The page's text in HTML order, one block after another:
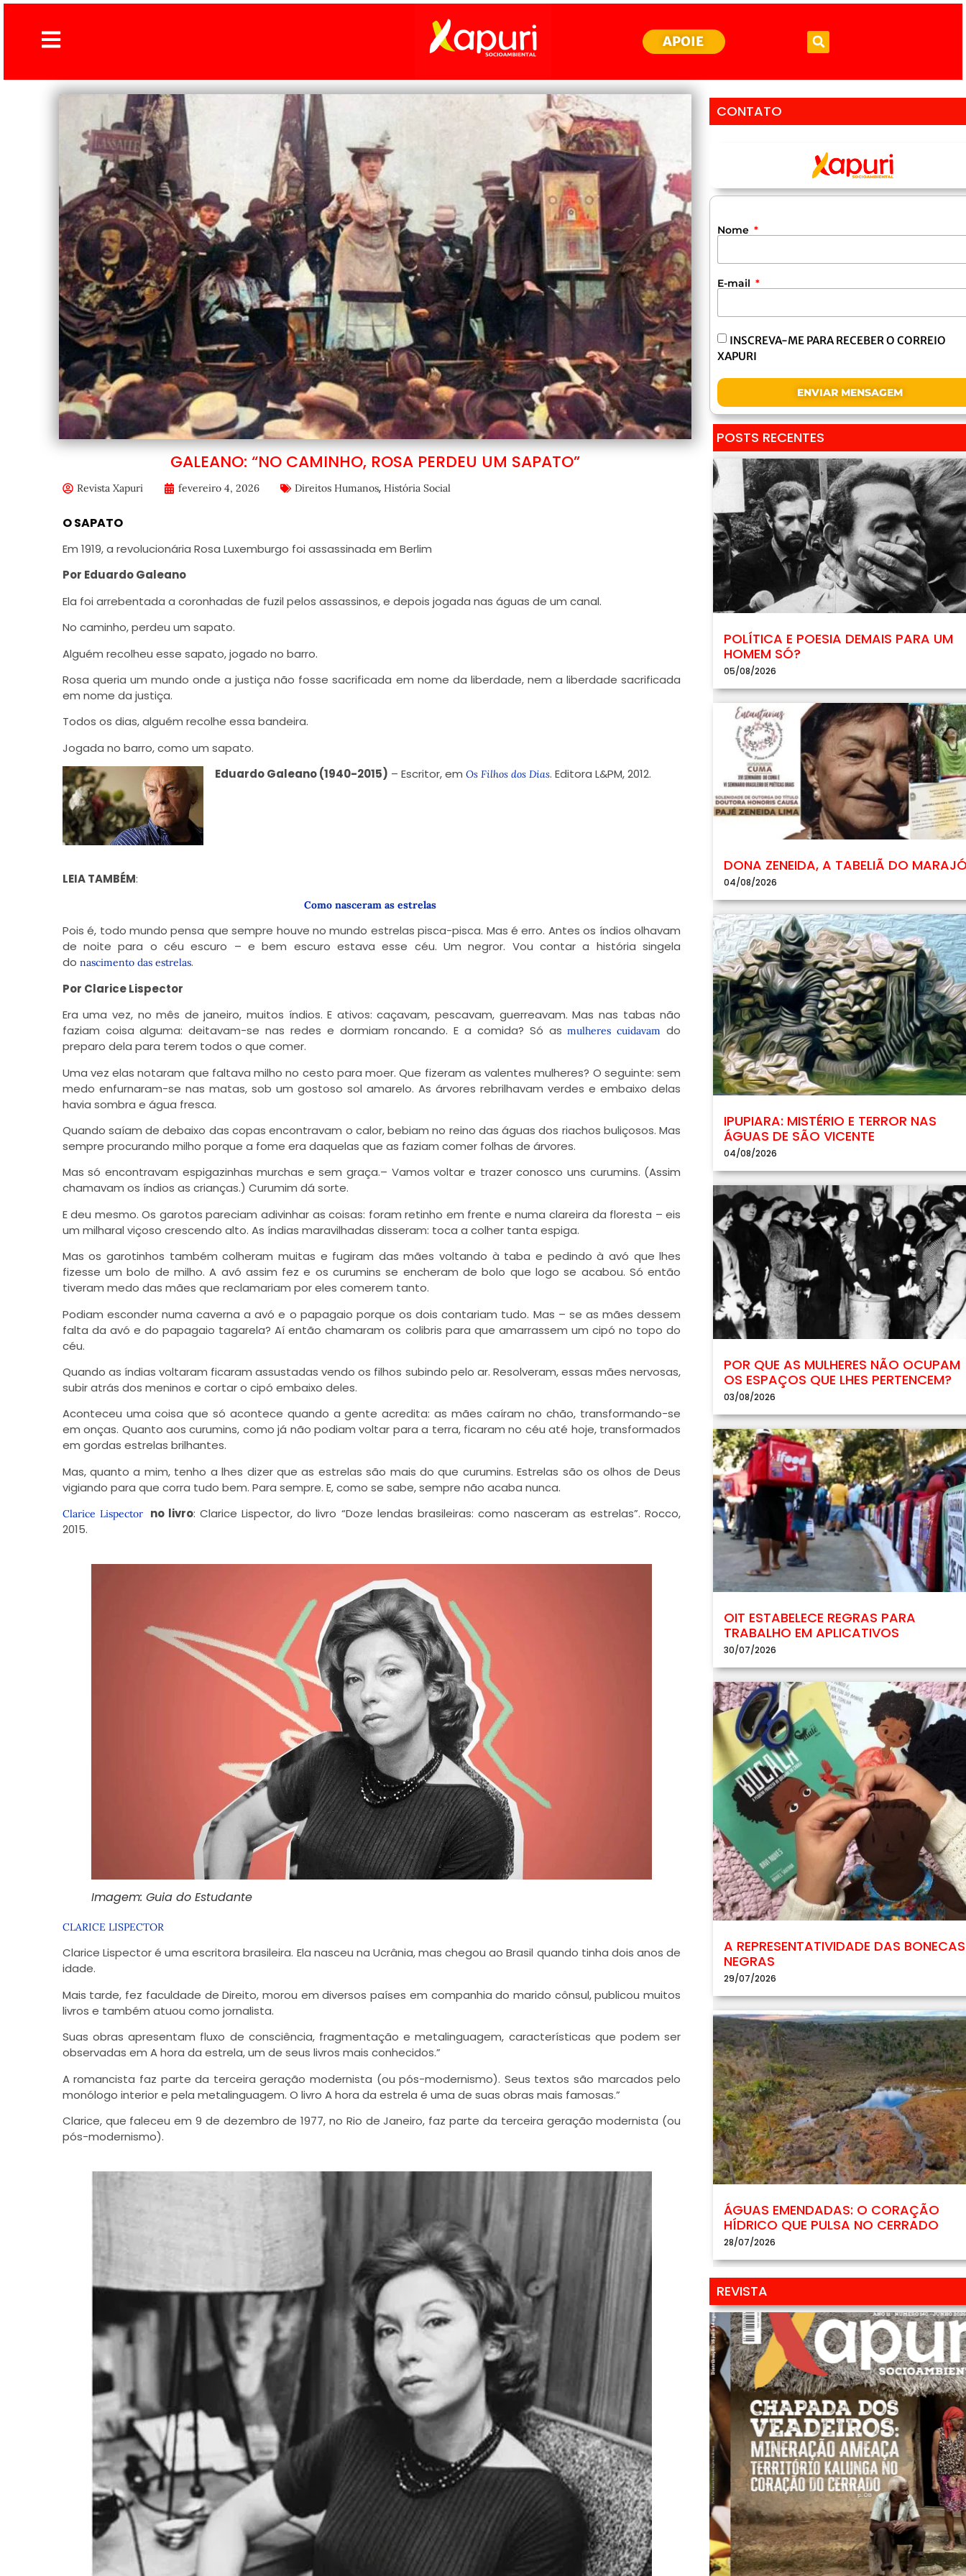
APOIE
GALEANO: “NO CAMINHO, ROSA PERDEU UM SAPATO”
Revista Xapuri fevereiro 4, 2026 Direitos Humanos, História Social
O SAPATO
Em 1919, a revolucionária Rosa Luxemburgo foi assassinada em Berlim
Por Eduardo Galeano
Ela foi arrebentada a coronhadas de fuzil pelos assassinos, e depois jogada nas águas de um canal.
No caminho, perdeu um sapato.
Alguém recolheu esse sapato, jogado no barro.
Rosa queria um mundo onde a justiça não fosse sacrificada em nome da liberdade, nem a liberdade sacrificada
em nome da justiça.
Todos os dias, alguém recolhe essa bandeira.
Jogada no barro, como um sapato.
Eduardo Galeano(1940-2015) – Escritor, em Os Filhos dos Dias. Editora L&PM, 2012.
LEIA TAMBÉM:
Como nasceram as estrelas
Pois é, todo mundo pensa que sempre houve no mundo estrelas pisca-pisca. Mas é erro. Antes os índios olhavam
de noite para o céu escuro – e bem escuro estava esse céu. Um negror. Vou contar a história singela
do nascimento das estrelas.
Por Clarice Lispector
Era uma vez, no mês de janeiro, muitos índios. E ativos: caçavam, pescavam, guerreavam. Mas nas tabas não
faziam coisa alguma: deitavam-se nas redes e dormiam roncando. E a comida? Só asmulheres cuidavam do
preparo dela para terem todos o que comer.
Uma vez elas notaram que faltava milho no cesto para moer. Que fizeram as valentes mulheres? O seguinte: sem
medo enfurnaram-se nas matas, sob um gostoso sol amarelo. As árvores rebrilhavam verdes e embaixo delas
havia sombra e água fresca.
Quando saíam de debaixo das copas encontravam o calor, bebiam no reino das águas dos riachos buliçosos. Mas
sempre procurando milho porque a fome era daquelas que as faziam comer folhas de árvores.
Mas só encontravam espigazinhas murchas e sem graça.– Vamos voltar e trazer conosco uns curumins. (Assim
chamavam os índios as crianças.) Curumim dá sorte.
E deu mesmo. Os garotos pareciam adivinhar as coisas: foram retinho em frente e numa clareira da floresta – eis
um milharal viçoso crescendo alto. As índias maravilhadas disseram: toca a colher tanta espiga.
Mas os garotinhos também colheram muitas e fugiram das mães voltando à taba e pedindo à avó que lhes
fizesse um bolo de milho. A avó assim fez e os curumins se encheram de bolo que logo se acabou. Só então
tiveram medo das mães que reclamariam por eles comerem tanto.
Podiam esconder numa caverna a avó e o papagaio porque os dois contariam tudo. Mas – se as mães dessem
falta da avó e do papagaio tagarela? Aí então chamaram os colibris para que amarrassem um cipó no topo do
céu.
Quando as índias voltaram ficaram assustadas vendo os filhos subindo pelo ar. Resolveram, essas mães nervosas,
subir atrás dos meninos e cortar o cipó embaixo deles.
Aconteceu uma coisa que só acontece quando a gente acredita: as mães caíram no chão, transformando-se
em onças. Quanto aos curumins, como já não podiam voltar para a terra, ficaram no céu até hoje, transformados
em gordas estrelas brilhantes.
Mas, quanto a mim, tenho a lhes dizer que as estrelas são mais do que curumins. Estrelas são os olhos de Deus
vigiando para que corra tudo bem. Para sempre. E, como se sabe, sempre não acaba nunca.
Clarice Lispectorno livro: Clarice Lispector, do livro “Doze lendas brasileiras: como nasceram as estrelas”. Rocco,
2015.
Imagem: Guia do Estudante
CLARICE LISPECTOR
Clarice Lispector é uma escritora brasileira. Ela nasceu na Ucrânia, mas chegou ao Brasil quando tinha dois anos de
idade.
Mais tarde, fez faculdade de Direito, morou em diversos países em companhia do marido cônsul, publicou muitos
livros e também atuou como jornalista.
Suas obras apresentam fluxo de consciência, fragmentação e metalinguagem, características que podem ser
observadas em A hora da estrela, um de seus livros mais conhecidos.”
A romancista faz parte da terceira geração modernista (ou pós-modernismo). Seus textos são marcados pelo
monólogo interior e pela metalinguagem. O livro A hora da estrela é uma de suas obras mais famosas.”
Clarice, que faleceu em 9 de dezembro de 1977, no Rio de Janeiro, faz parte da terceira geração modernista (ou
pós-modernismo).
CONTATO
Nome
E-mail
INSCREVA-ME PARA RECEBER O CORREIO
XAPURI
ENVIAR MENSAGEM
POSTS RECENTES
POLÍTICA E POESIA DEMAIS PARA UM
HOMEM SÓ?
05/08/2026
DONA ZENEIDA, A TABELIÃ DO
04/08/2026
IPUPIARA: MISTÉRIO E TERROR NAS
ÁGUAS DE SÃO VICENTE
04/08/2026
POR QUE AS MULHERES NÃO OCUPAM
OS ESPAÇOS QUE LHES PERTENCEM?
03/08/2026
OIT ESTABELECE REGRAS PARA
TRABALHO EM APLICATIVOS
30/07/2026
A REPRESENTATIVIDADE DAS BONECAS
NEGRAS
29/07/2026
ÁGUAS EMENDADAS: O CORAÇÃO
HÍDRICO QUE PULSA NO CERRADO
28/07/2026
REVISTA